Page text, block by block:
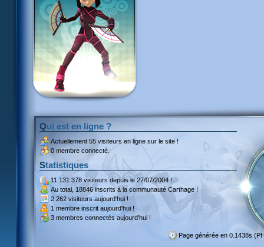
Qui est en ligne ?
Actuellement 55 visiteurs en ligne sur le site !
0 membre connecté.
Statistiques
11 131 378 visiteursdepuis le 27/07/2004 !
Au total, 18846 inscritsà la communauté Carthage !
2 262 visiteurs aujourd'hui !
1 membre inscrit aujourd'hui !
3 membres connectés aujourd'hui !
Page générée en 0.1438s